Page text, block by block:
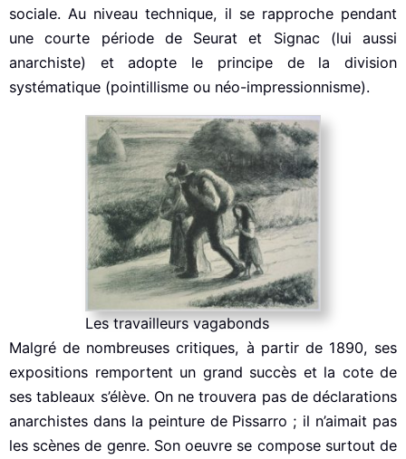
sociale. Au niveau technique, il se rapproche pendant
une courte période de Seurat et Signac (lui aussi
anarchiste) et adopte le principe de la division
systématique (pointillisme ou néo-impressionnisme).
Les travailleurs vagabonds
Malgré de nombreuses critiques, à partir de 1890, ses
expositions remportent un grand succès et la cote de
ses tableaux s’élève. On ne trouvera pas de déclarations
anarchistes dans la peinture de Pissarro ; il n’aimait pas
les scènes de genre. Son oeuvre se compose surtout de